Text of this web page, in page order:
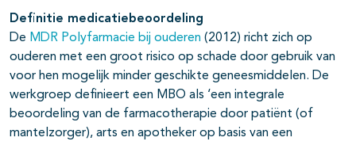
Definitie medicatiebeoordeling
De MDR Polyfarmacie bij ouderen (2012) richt zich op
ouderen met een groot risico op schade door gebruik van
voor hen mogelijk minder geschikte geneesmiddelen. De
werkgroep definieert een MBO als ‘een integrale
beoordeling van de farmacotherapie door patiënt (of
mantelzorger), arts en apotheker op basis van een